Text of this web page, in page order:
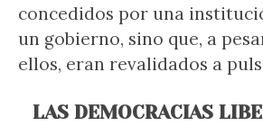
concedidos por una
un gobierno, sino que, a
ellos, eran revalidados a
LAS DEMOCRACIAS